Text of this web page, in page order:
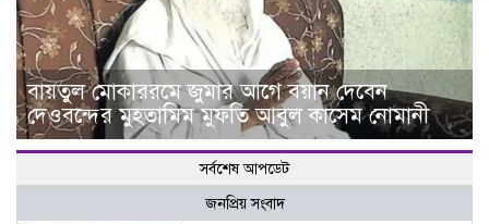
বায়তুল মোকাররমে জুমার আগে বয়ান দেবেন
দেওবন্দের মুহতামিম মুফতি আবুল কাসেম নোমানী
সর্বশেষ আপডেট
জনপ্রিয় সংবাদ